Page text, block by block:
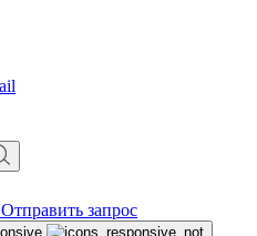
Отправить запрос